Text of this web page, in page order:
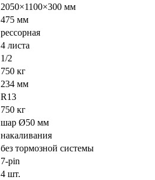
2050×1100×300 мм
475 мм
рессорная
4 листа
1/2
750 кг
234 мм
R13
750 кг
шар Ø50 мм
накаливания
без тормозной системы
7-pin
4 шт.